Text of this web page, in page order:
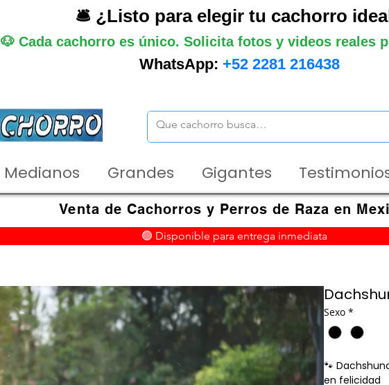
🛎️ ¿Listo para elegir tu cachorro
🐶 Cada cachorro es único. Solicita fotos y videos reales
WhatsApp: +52 2281 216438
Medianos Grandes Gigantes
Venta de Cachorros y Perros de Raza en
🟢 Disponible para entrega inmediata
Sexo *
🐾
en felicidad